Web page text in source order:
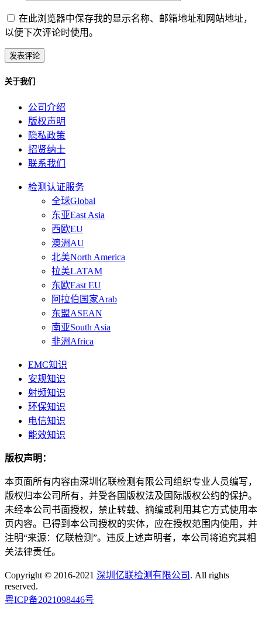
在此浏览器中保存我的显示名称、邮箱地址和网站地址，
以便下次评论时使用。
关于我们
公司介绍
版权声明
隐私政策
招贤纳士
联系我们
检测认证服务
全球Global
东亚East Asia
西欧EU
澳洲AU
北美North America
拉美LATAM
东欧East EU
阿拉伯国家Arab
东盟ASEAN
南亚South Asia
非洲Africa
EMC知识
安规知识
射频知识
环保知识
电信知识
能效知识
版权声明：
本页面所有内容由深圳亿联检测有限公司组织专业人员编写，
版权归本公司所有，并受各国版权法及国际版权公约的保护。
未经本公司书面授权，禁止转载、摘编或利用其它方式使用本
页内容。已得到本公司授权的实体，应在授权范围内使用，并
注明“来源：亿联检测”。违反上述声明者，本公司将追究其相
关法律责任。
Copyright © 2016-2021 深圳亿联检测有限公司 . All rights
reserved.
粤ICP备2021098446号